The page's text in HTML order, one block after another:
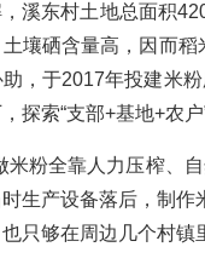
东村土地总面积420
壤硒含量高，因而
助，于2017年投建米
探索“支部+基地+农
粉全靠人力压榨、自
生产设备落后，制
只够在周边几个村镇